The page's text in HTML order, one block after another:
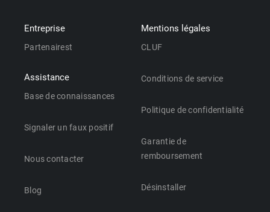
Entreprise
Partenairest
Assistance
Base de connaissances
Signaler un faux positif
Nous contacter
Blog
Mentions légales
CLUF
Conditions de service
Politique de confidentialité
Garantie de
remboursement
Désinstaller